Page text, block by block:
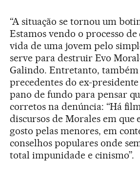
“A situação se tornou um
Estamos vendo o processo
vida de uma jovem pelo
serve para destruir Evo
Galindo. Entretanto, também
precedentes do ex-
pano de fundo para pensar
corretos na denúncia: “Há
discursos de Morales em que
gosto pelas menores, em
conselhos populares onde
total impunidade e cinismo”.